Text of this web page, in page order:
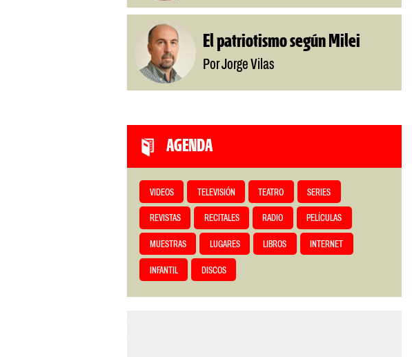
El patriotismo según Milei
Por Jorge Vilas
AGENDA
VIDEOS TELEVISIÓN TEATRO SERIES
REVISTAS RECITALES RADIO PELÍCULAS
MUESTRAS LUGARES LIBROS INTERNET
INFANTIL DISCOS